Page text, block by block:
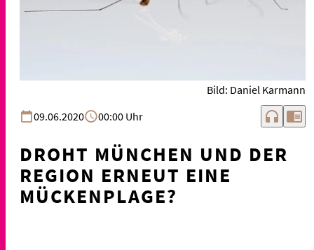
Bild: Daniel Karmann
09.06.2020
00:00 Uhr headphones chrome_reader_mode
DROHT MÜNCHEN UND DER
REGION ERNEUT EINE
MÜCKENPLAGE?